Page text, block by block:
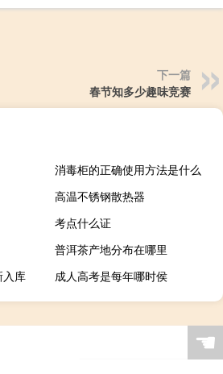
下一篇
春节知多少趣味竞赛
消毒柜的正确使用方法是什么
高温不锈钢散热器
考点什么证
普洱茶产地分布在哪里
入库
成人高考是每年哪时侯
☚